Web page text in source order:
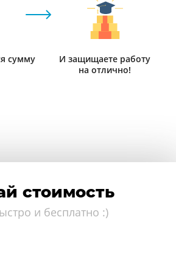
сумму
И защищаете работу
на отлично!
стоимость
и бесплатно :)